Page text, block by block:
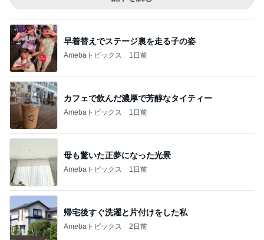
早着替えでステージ裏を走る子の姿
Amebaトピックス 1日前
カフェで飲んだ濃厚で芳醇なタイティー
Amebaトピックス 1日前
母も驚いた正夢になった光景
Amebaトピックス 1日前
帰宅後すぐ洗濯と片付けをした私
Amebaトピックス 2日前